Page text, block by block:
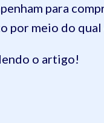
para
meio do qual
o artigo!